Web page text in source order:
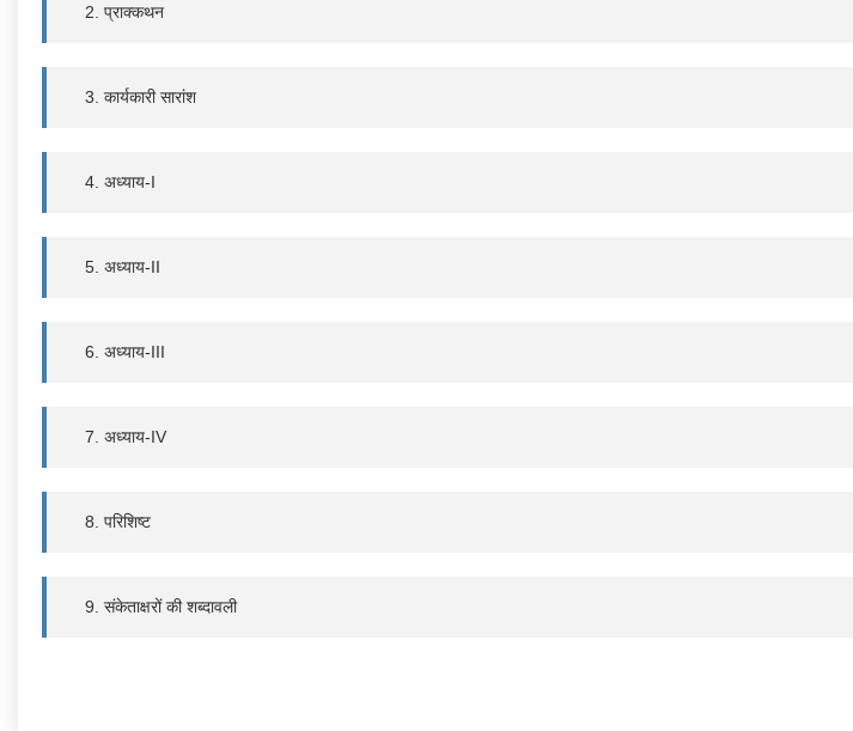
2. प्राक्कथन
3. कार्यकारी सारांश
4. अध्याय-I
5. अध्याय-II
6. अध्याय-III
7. अध्याय-IV
8. परिशिष्ट
9. संकेताक्षरों की शब्दावली